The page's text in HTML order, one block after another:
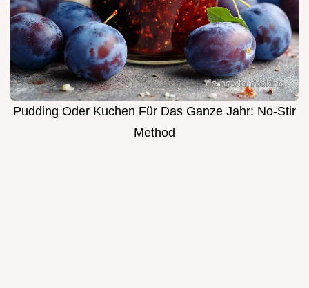
Pudding Oder Kuchen Für Das Ganze Jahr: No-Stir
Method